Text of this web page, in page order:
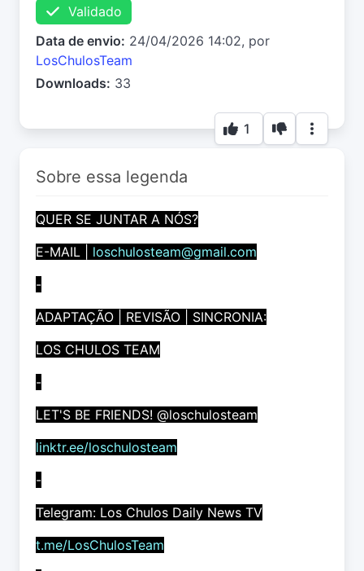
Validado
Data de envio: 24/04/2026 14:02, por
LosChulosTeam
Downloads: 33
1
Sobre essa legenda
QUER SE JUNTAR A NÓS?
E-MAIL | loschulosteam@gmail.com
-
ADAPTAÇÃO | REVISÃO | SINCRONIA:
LOS CHULOS TEAM
-
LET'S BE FRIENDS! @loschulosteam
linktr.ee/loschulosteam
-
Telegram: Los Chulos Daily News TV
t.me/LosChulosTeam